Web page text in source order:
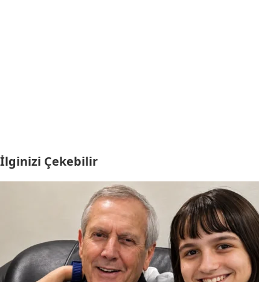
İlginizi Çekebilir